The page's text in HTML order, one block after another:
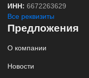
ИНН: 6672263629
Все реквизиты
Предложения
О компании
Новости